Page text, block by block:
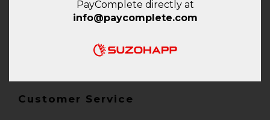
Brochures & catalogues
Customer Service
PayComplete directly at
info@paycomplete.com